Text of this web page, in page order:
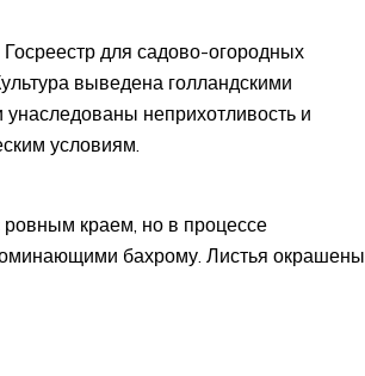
для садово-огородных
выведена голландскими
неприхотливость и
условиям.
ровным краем, но в процессе
бахрому. Листья окрашены